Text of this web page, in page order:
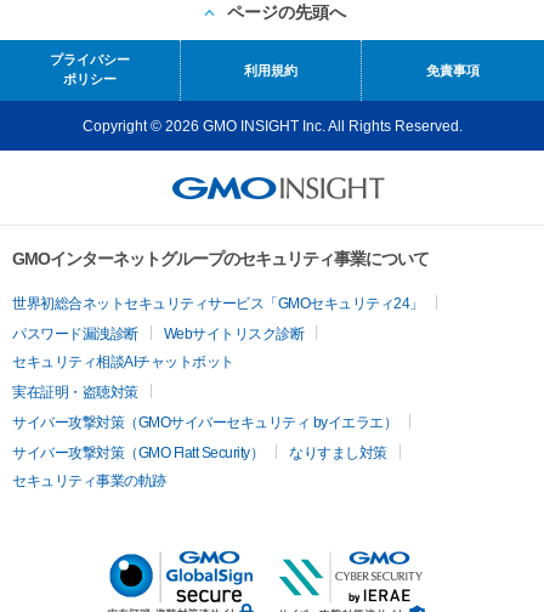
ページの先頭へ
プライバシー
ポリシー
利用規約 免責事項
Copyright © 2026 GMO INSIGHT Inc. All Rights Reserved.
GMOインターネットグループのセキュリティ事業について
世界初総合ネットセキュリティサービス「GMOセキュリティ24」
パスワード漏洩診断
Webサイトリスク診断
セキュリティ相談AIチャットボット
実在証明・盗聴対策
サイバー攻撃対策（GMOサイバーセキュリティ byイエラエ）
サイバー攻撃対策（GMO Flatt Security）
なりすまし対策
セキュリティ事業の軌跡